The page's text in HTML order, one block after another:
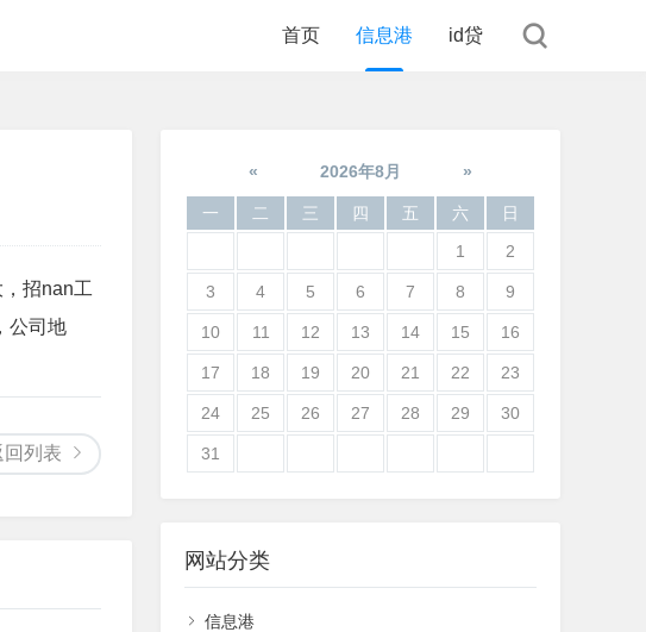
首页 信息港 id贷
招nan工
公司地
回列表
« 2026年8月 »
一 二 三 四 五 六
日
1
2
3 4 5 6 7 8 9
10 11 12 13 14 15 16
17 18 19 20 21 22 23
24 25 26 27 28 29 30
31
网站分类
信息港